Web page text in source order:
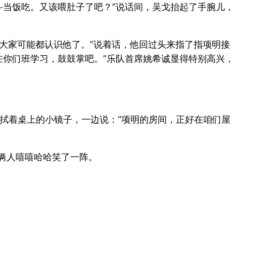
饭吃。又该喂肚子了吧？”说话间，吴戈抬起了手腕儿，
家可能都认识他了。”说着话，他回过头来指了指项明接
们班学习，鼓鼓掌吧。”乐队首席姚希诚显得特别高兴，
着桌上的小镜子，一边说：“项明的房间，正好在咱们屋
嘻嘻哈哈笑了一阵。